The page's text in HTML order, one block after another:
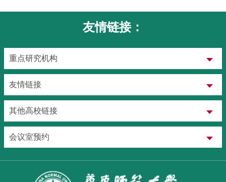
友情链接：
重点研究机构
友情链接
其他高校链接
会议室预约